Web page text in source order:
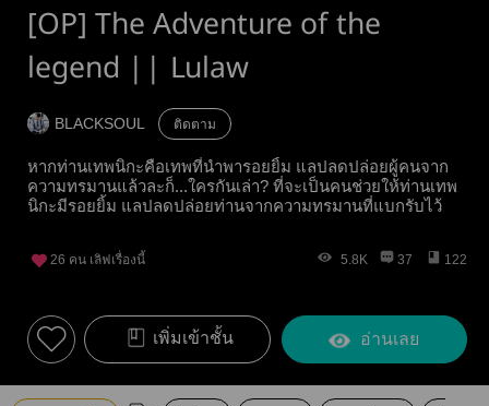
[OP] The Adventure of the
legend || Lulaw
BLACKSOUL ติดตาม
หากท่านเทพนิกะคือเทพที่นำพารอยยิ้ม แลปลดปล่อยผู้คนจาก
ความทรมานแล้วละก็...ใครกันเล่า? ที่จะเป็นคนช่วยให้ท่านเทพ
นิกะมีรอยยิ้ม แลปลดปล่อยท่านจากความทรมานที่แบกรับไว้
26 คน เลิฟเรื่องนี้ 5.8K 37 122
เพิ่มเข้าชั้น อ่านเลย